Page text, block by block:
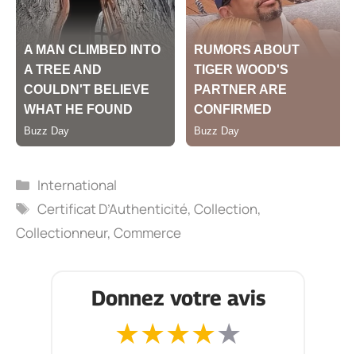
Catégories
International
Étiquettes
Certificat D’Authenticité,Collection,
Collectionneur, Commerce
Donnez votre avis
★★★★★